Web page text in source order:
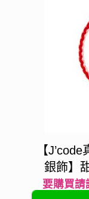
【
銀飾】
要購買